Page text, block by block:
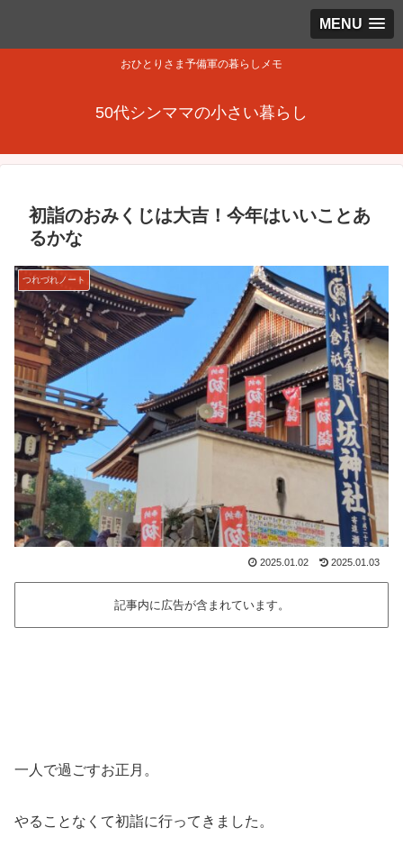
MENU
おひとりさま予備軍の暮らしメモ
50代シンママの小さい暮らし
初詣のおみくじは大吉！今年はいいことあ
るかな
つれづれノート
2025.01.02 2025.01.03
記事内に広告が含まれています。
一人で過ごすお正月。
やることなくて初詣に行ってきました。